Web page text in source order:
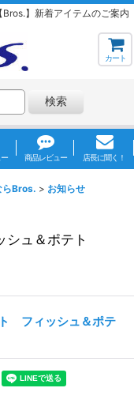
】新着アイテムのご案内
カート
検索
商品レビュー 店長に聞く！
らBros. > お知らせ
ュ＆ポテト
フィッシュ＆ポテ